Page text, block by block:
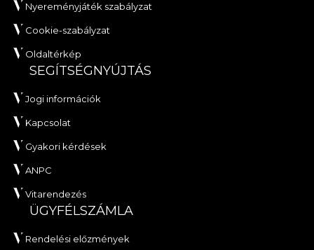
Nyereményjáték szabályzat
Cookie-szabályzat
Oldaltérkép
SEGÍTSÉGNYÚJTÁS
Jogi információk
Kapcsolat
Gyakori kérdések
ANPC
Vitarendezés
ÜGYFÉLSZÁMLA
Rendelési előzmények